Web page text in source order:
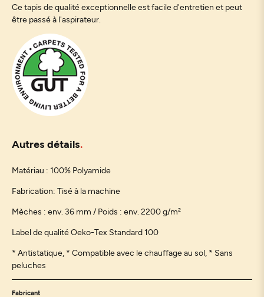
Ce tapis de qualité exceptionnelle est facile d'entretien et peut
être passé à l'aspirateur.
Autres détails
Matériau : 100% Polyamide
Fabrication: Tisé à la machine
Mèches : env. 36 mm / Poids : env. 2200 g/m²
Label de qualité Oeko-Tex Standard 100
* Antistatique, * Compatible avec le chauffage au sol, * Sans
peluches
Fabricant